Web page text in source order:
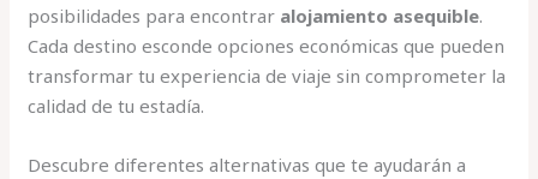
posibilidades para encontrar alojamiento asequible.
Cada destino esconde opciones económicas que pueden
transformar tu experiencia de viaje sin comprometer la
calidad de tu estadía.
Descubre diferentes alternativas que te ayudarán a